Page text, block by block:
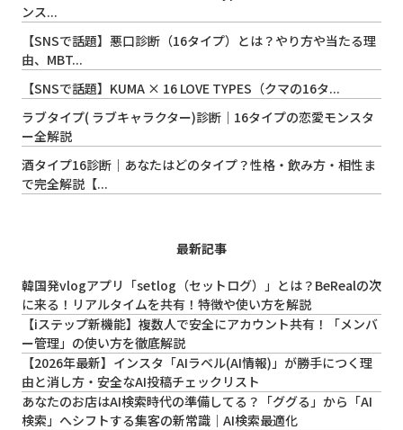
ンス...
【SNSで話題】悪口診断（16タイプ）とは？やり方や当たる理
由、MBT...
【SNSで話題】KUMA × 16 LOVE TYPES（クマの16タ...
ラブタイプ( ラブキャラクター)診断｜16タイプの恋愛モンスタ
ー全解説
酒タイプ16診断｜あなたはどのタイプ？性格・飲み方・相性ま
で完全解説【...
最新記事
韓国発vlogアプリ「setlog（セットログ）」とは？BeRealの次
に来る！リアルタイムを共有！特徴や使い方を解説
【iステップ新機能】複数人で安全にアカウント共有！「メンバ
ー管理」の使い方を徹底解説
【2026年最新】インスタ「AIラベル(AI情報)」が勝手につく理
由と消し方・安全なAI投稿チェックリスト
あなたのお店はAI検索時代の準備してる？「ググる」から「AI
検索」へシフトする集客の新常識｜AI検索最適化